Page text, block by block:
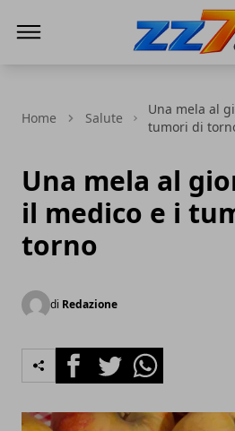
Home Salute
Una mela al
tumori di
Una mela al
il medico e i
torno
di Redazione
FacebookTwitterWhatsapp